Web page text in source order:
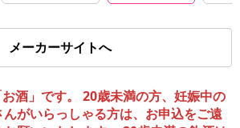
メーカーサイトへ
酒」です。 20歳未満の方、妊娠中の
がいらっしゃる方は、お申込をご遠